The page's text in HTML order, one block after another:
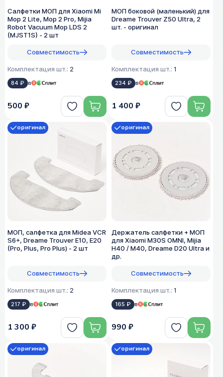
Салфетки МОП для Xiaomi Mi
Mop 2 Lite, Mop 2 Pro, Mijia
Robot Vacuum Mop LDS 2
(MJST1S) - 2 шт
Совместимость
Комплектация шт.: 2
84 ₽ в
500 ₽
МОП боковой (маленький) для
Dreame Trouver Z50 Ultra, 2
шт. - оригинал
Совместимость
Комплектация шт.: 1
234 ₽ в
1 400 ₽
МОП, салфетка для Midea VCR
S6+, Dreame Trouver E10, E20
(Pro, Plus, Pro Plus) - 2 шт
Совместимость
Комплектация шт.: 2
217 ₽ в
оригинал
1 300 ₽
Держатель салфетки + МОП
для Xiaomi M30S OMNI, Mijia
H40 / M40, Dreame D20 Ultra и
др.
Совместимость
Комплектация шт.: 1
165 ₽ в
оригинал
990 ₽
оригинал оригинал